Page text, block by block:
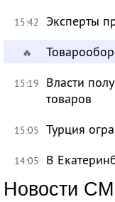
15:42 Эксперты
🔥
15:19
Власти
товаров
15:05 Турция
14:05 В
Новости